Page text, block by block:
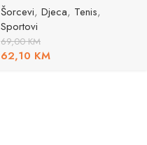
Šorcevi, Djeca, Tenis,
Sportovi
69,00KM
62,10 KM